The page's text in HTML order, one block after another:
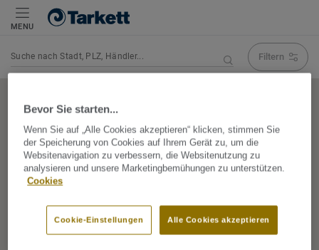
MENU
Filtern
77
39
Bevor Sie starten...
Wenn Sie auf „Alle Cookies akzeptieren“ klicken, stimmen Sie
der Speicherung von Cookies auf Ihrem Gerät zu, um die
Websitenavigation zu verbessern, die Websitenutzung zu
analysieren und unsere Marketingbemühungen zu unterstützen.
Cookies
Alle Cookies akzeptieren
Cookie-Einstellungen